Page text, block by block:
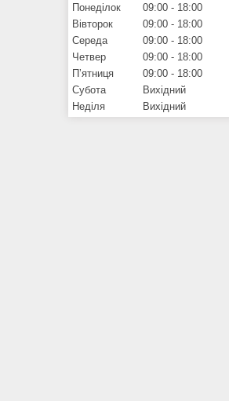
Понеділок 09:00
18:00
Вівторок
09:00
18:00
Середа
09:00
18:00
Четвер
09:00
18:00
Пʼятниця
09:00
18:00
Субота
Вихідний
Неділя
Вихідний